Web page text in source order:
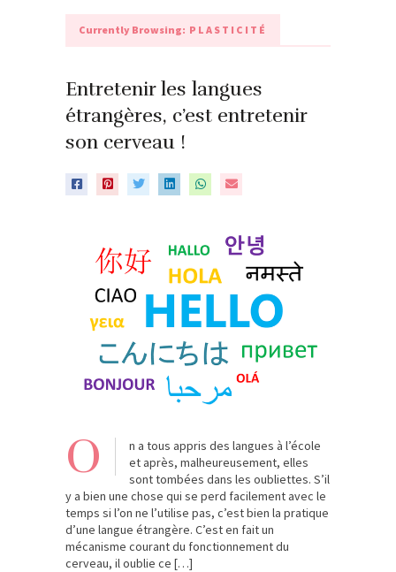
Currently Browsing: PLASTICITÉ
Entretenir les langues
étrangères, c’est entretenir
son cerveau !
O
n a tous appris des langues à l’école
et après, malheureusement, elles
sont tombées dans les oubliettes. S’il
y a bien une chose qui se perd facilement avec le
temps si l’on ne l’utilise pas, c’est bien la pratique
d’une langue étrangère. C’est en fait un
mécanisme courant du fonctionnement du
cerveau, il oublie ce […]